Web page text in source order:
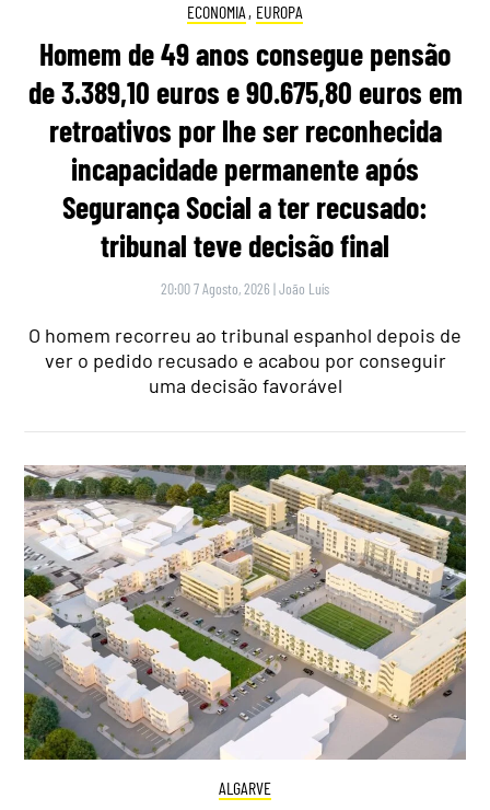
ECONOMIA , EUROPA
Homem de 49 anos consegue pensão
de 3.389,10 euros e 90.675,80 euros em
retroativos por lhe ser reconhecida
incapacidade permanente após
Segurança Social a ter recusado:
tribunal teve decisão final
20:00 7 Agosto, 2026 |João Luís
O homem recorreu ao tribunal espanhol depois de
ver o pedido recusado e acabou por conseguir
uma decisão favorável
ALGARVE